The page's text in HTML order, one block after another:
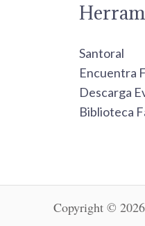
Santoral
Encuentra
Descarga
Biblioteca
Copyright © 2026